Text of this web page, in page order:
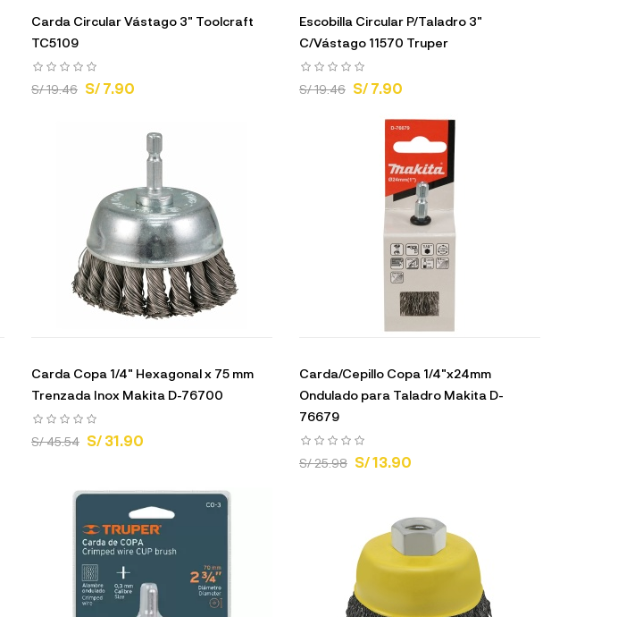
Carda Circular Vástago 3" Toolcraft
TC5109
S/ 19.46 S/ 7.90
Escobilla Circular P/Taladro 3"
C/Vástago 11570 Truper
S/ 19.46 S/ 7.90
Carda Copa 1/4" Hexagonal x 75 mm
Trenzada Inox Makita D-76700
S/ 45.54 S/ 31.90
Carda/Cepillo Copa 1/4"x24mm
Ondulado para Taladro Makita D-
76679
S/ 25.98 S/ 13.90